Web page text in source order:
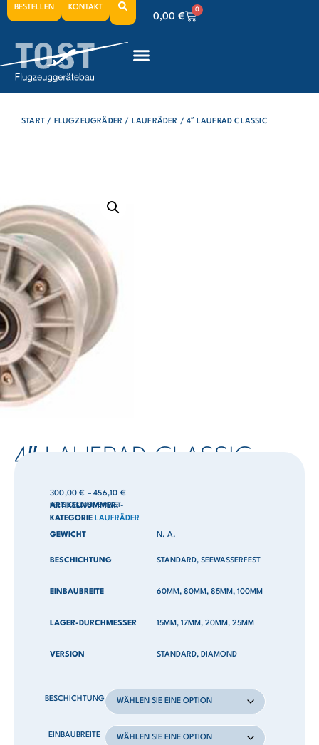
BESTELLEN KONTAKT
0,00 €
0
0,00€ 0
0,00€ 0
START / FLUGZEUGRÄDER / LAUFRÄDER / 4″ LAUFRAD CLASSIC
4″ LAUFRAD CLASSIC
300,00€ –456,10 €
PREIS EXKLUSIVE MWST
ARTIKELNUMMER:-
KATEGORIE LAUFRÄDER
GEWICHT N. A.
BESCHICHTUNG STANDARD, SEEWASSERFEST
EINBAUBREITE 60MM, 80MM, 85MM, 100MM
LAGER-DURCHMESSER 15MM, 17MM, 20MM, 25MM
VERSION STANDARD, DIAMOND
BESCHICHTUNG
EINBAUBREITE